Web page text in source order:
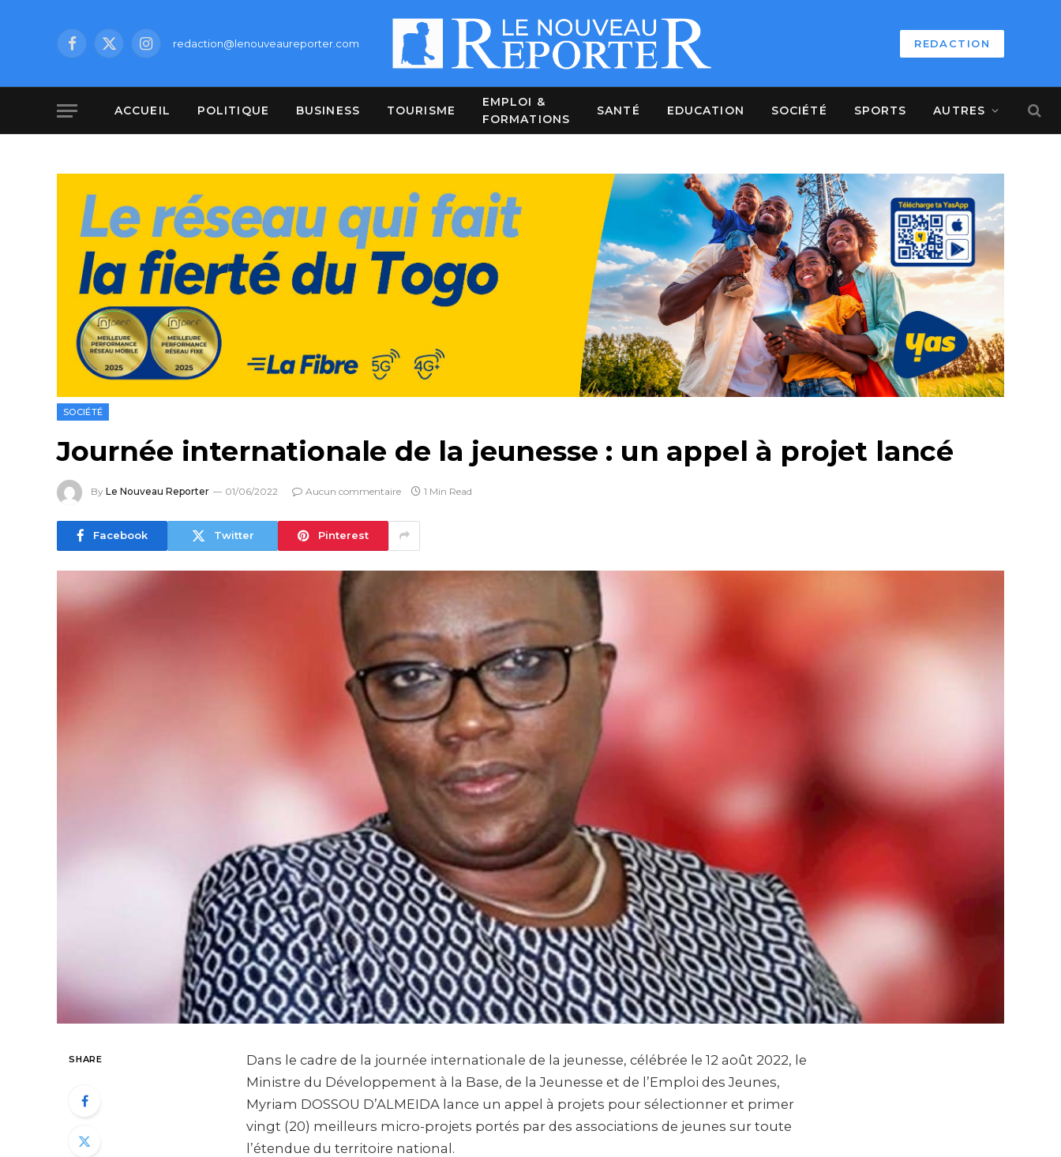
Facebook
X
Instagramredaction@lenouveaureporter.com REDACTION
ACCUEIL POLITIQUE BUSINESS TOURISME
EMPLOI &
FORMATIONS
SANTÉ EDUCATION SOCIÉTÉ SPORTS AUTRES
SOCIÉTÉ
Journée internationale de la jeunesse : un appel à projet lancé
By Le Nouveau Reporter 01/06/2022 Aucun commentaire 1 Min Read
Facebook Twitter Pinterest
SHARE
Dans le cadre de la journée internationale de la jeunesse, célébrée le 12 août 2022, le
Ministre du Développement à la Base, de la Jeunesse et de l’Emploi des Jeunes,
Myriam DOSSOU D’ALMEIDA lance un appel à projets pour sélectionner et primer
vingt (20) meilleurs micro-projets portés par des associations de jeunes sur toute
l’étendue du territoire national.